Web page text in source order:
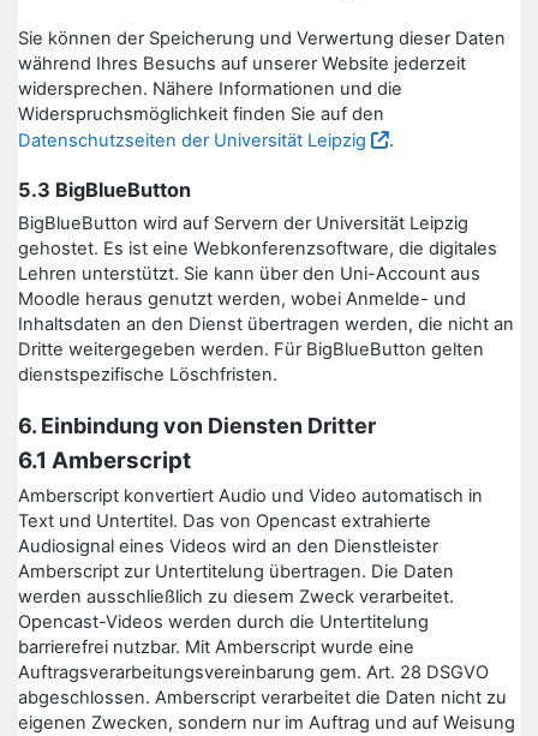
Sie können der Speicherung und Verwertung dieser Daten
während Ihres Besuchs auf unserer Website jederzeit
widersprechen. Nähere Informationen und die
Widerspruchsmöglichkeit finden Sie auf den
Datenschutzseiten der Universität Leipzig
.
5.3 BigBlueButton
BigBlueButton wird auf Servern der Universität Leipzig
gehostet. Es ist eine Webkonferenzsoftware, die digitales
Lehren unterstützt. Sie kann über den Uni-Account aus
Moodle heraus genutzt werden, wobei Anmelde- und
Inhaltsdaten an den Dienst übertragen werden, die nicht an
Dritte weitergegeben werden. Für BigBlueButton gelten
dienstspezifische Löschfristen.
6. Einbindung von Diensten Dritter
6.1 Amberscript
Amberscript konvertiert Audio und Video automatisch in
Text und Untertitel. Das von Opencast extrahierte
Audiosignal eines Videos wird an den Dienstleister
Amberscript zur Untertitelung übertragen. Die Daten
werden ausschließlich zu diesem Zweck verarbeitet.
Opencast-Videos werden durch die Untertitelung
barrierefrei nutzbar. Mit Amberscript wurde eine
Auftragsverarbeitungsvereinbarung gem. Art. 28 DSGVO
abgeschlossen. Amberscript verarbeitet die Daten nicht zu
eigenen Zwecken, sondern nur im Auftrag und auf Weisung